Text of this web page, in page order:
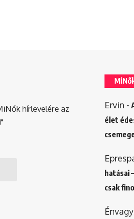
hírlevelére az
Ervin -
élet
hatásai
csak